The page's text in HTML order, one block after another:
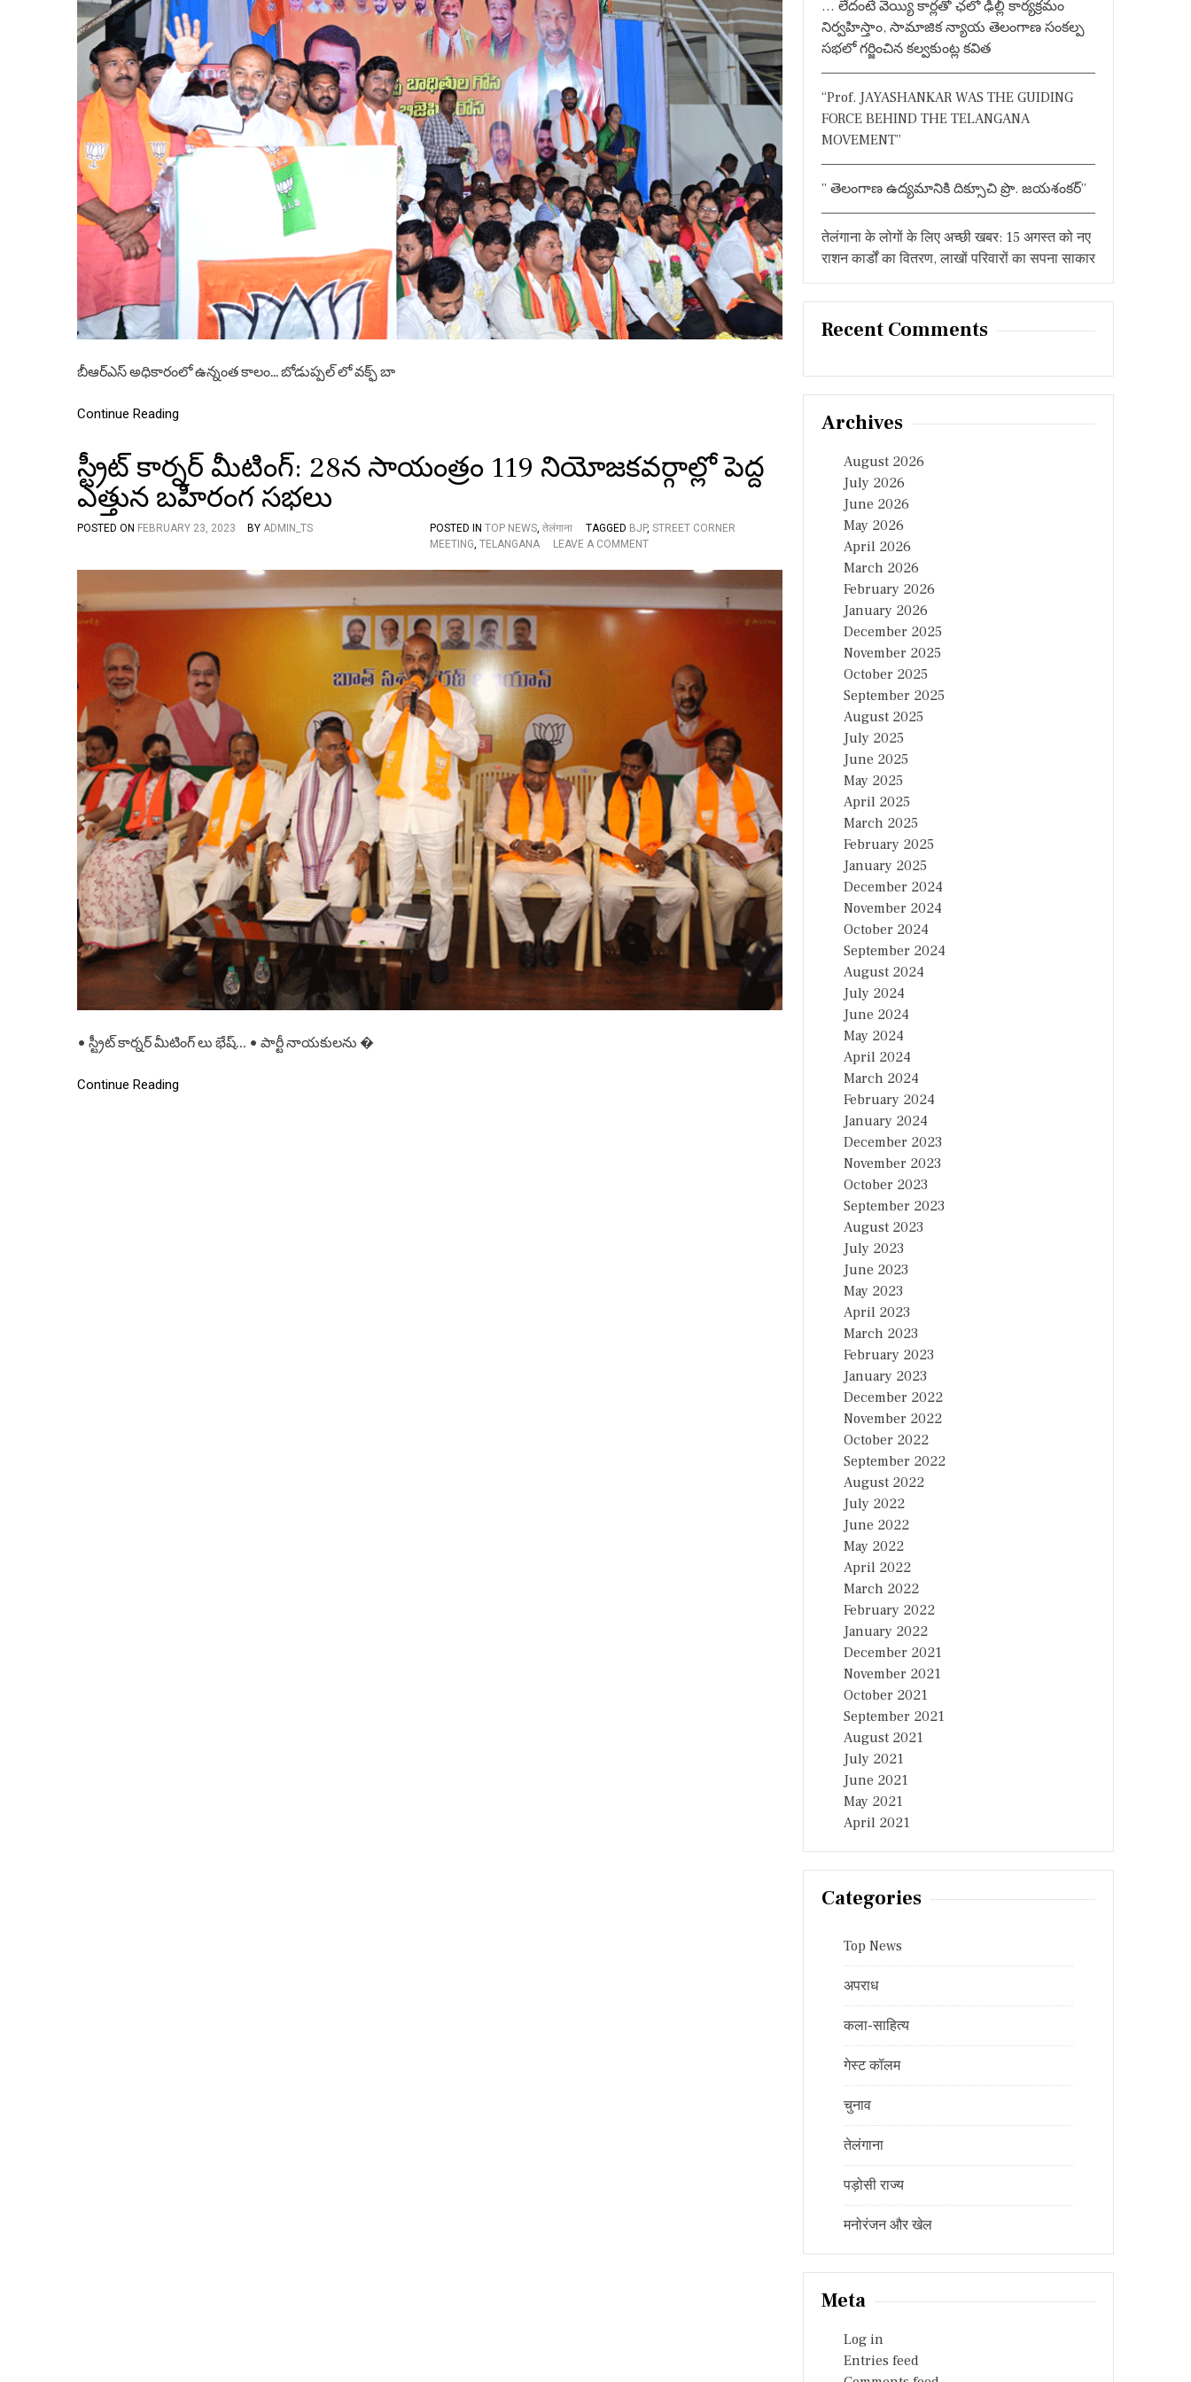
అ
ర్హ
త
డ్రై
నే
త్రి
కి
లే
దు
”
బీఆర్ఎస్ అధికారంలో ఉన్నంత కాలం... బోడుప్పల్ లో వక్ఫ్ బా
Continue Reading
స్ట్రీట్ కార్నర్ మీటింగ్: 28న సాయంత్రం 119 నియోజకవర్గాల్లో పెద్ద
ఎత్తున బహిరంగ సభలు
POSTED ON FEBRUARY 23, 2023 BY ADMIN_TS POSTED IN TOP NEWS, तेलंगाना TAGGED BJP, STREET CORNER
MEETING, TELANGANA LEAVE A COMMENTO
ట్
కా
ర్న
8
న
సా
యం
త్రం
1
9
ని
యో
జ
ర్గా
ల్లో
ద్ద
ఎ
• స్ట్రీట్ కార్నర్ మీటింగ్ లు భేష్… • పార్టీ నాయకులను �
Continue Reading
… లేదంటే వెయ్యి కార్లతో ఛలో ఢిల్లీ కార్యక్రమం
నిర్వహిస్తాం, సామాజిక న్యాయ తెలంగాణ సంకల్ప
సభలో గర్జించిన కల్వకుంట్ల కవిత
“Prof. JAYASHANKAR WAS THE GUIDING
FORCE BEHIND THE TELANGANA
MOVEMENT”
” తెలంగాణ ఉద్యమానికి దిక్సూచి ప్రొ. జయశంకర్”
तेलंगाना के लोगों के लिए अच्छी खबर: 15 अगस्त को नए
राशन कार्डों का वितरण, लाखों परिवारों का सपना साकार
Recent Comments
Archives
August 2026
July 2026
June 2026
May 2026
April 2026
March 2026
February 2026
January 2026
December 2025
November 2025
October 2025
September 2025
August 2025
July 2025
June 2025
May 2025
April 2025
March 2025
February 2025
January 2025
December 2024
November 2024
October 2024
September 2024
August 2024
July 2024
June 2024
May 2024
April 2024
March 2024
February 2024
January 2024
December 2023
November 2023
October 2023
September 2023
August 2023
July 2023
June 2023
May 2023
April 2023
March 2023
February 2023
January 2023
December 2022
November 2022
October 2022
September 2022
August 2022
July 2022
June 2022
May 2022
April 2022
March 2022
February 2022
January 2022
December 2021
November 2021
October 2021
September 2021
August 2021
July 2021
June 2021
May 2021
April 2021
Categories
Top News
अपराध
कला-साहित्य
गेस्ट कॉलम
चुनाव
तेलंगाना
पड़ोसी राज्य
मनोरंजन और खेल
Meta
Log in
Entries feed